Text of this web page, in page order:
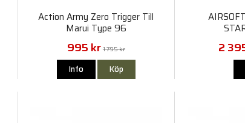
Action Army Zero Trigger Till
Marui Type 96
995 kr 1 795 kr
Info Köp
2